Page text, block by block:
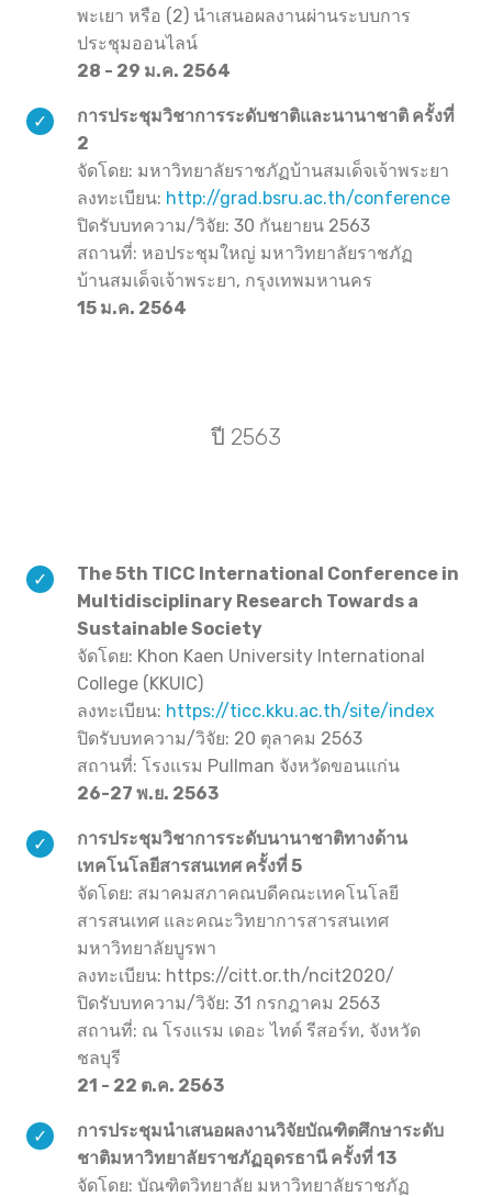
พะเยา หรือ (2) นำเสนอผลงานผ่านระบบการ
ประชุมออนไลน์
28 - 29 ม.ค. 2564
การประชุมวิชาการระดับชาติและนานาชาติ ครั้งที่
2
จัดโดย: มหาวิทยาลัยราชภัฏบ้านสมเด็จเจ้าพระยา
ลงทะเบียน: http://grad.bsru.ac.th/conference
ปิดรับบทความ/วิจัย: 30 กันยายน 2563
สถานที่: หอประชุมใหญ่ มหาวิทยาลัยราชภัฏ
บ้านสมเด็จเจ้าพระยา, กรุงเทพมหานคร
15 ม.ค. 2564
ปี 2563
The 5th TICC International Conference in
Multidisciplinary Research Towards a
Sustainable Society
จัดโดย: Khon Kaen University International
College (KKUIC)
ลงทะเบียน: https://ticc.kku.ac.th/site/index
ปิดรับบทความ/วิจัย: 20 ตุลาคม 2563
สถานที่: โรงแรม Pullman จังหวัดขอนแก่น
26-27 พ.ย. 2563
การประชุมวิชาการระดับนานาชาติทางด้าน
เทคโนโลยีสารสนเทศ ครั้งที่ 5
จัดโดย: สมาคมสภาคณบดีคณะเทคโนโลยี
สารสนเทศ และคณะวิทยาการสารสนเทศ
มหาวิทยาลัยบูรพา
ลงทะเบียน: https://citt.or.th/ncit2020/
ปิดรับบทความ/วิจัย: 31 กรกฎาคม 2563
สถานที่: ณ โรงแรม เดอะ ไทด์ รีสอร์ท, จังหวัด
ชลบุรี
21 - 22 ต.ค. 2563
การประชุมนำเสนอผลงานวิจัยบัณฑิตศึกษาระดับ
ชาติมหาวิทยาลัยราชภัฏอุดรธานี ครั้งที่ 13
จัดโดย: บัณฑิตวิทยาลัย มหาวิทยาลัยราชภัฏ